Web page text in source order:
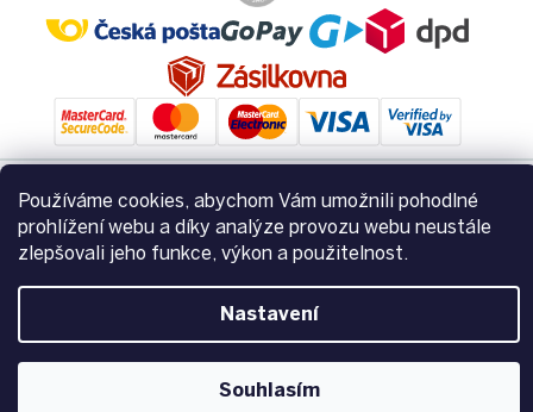
Používáme cookies, abychom Vám umožnili pohodlné
prohlížení webu a díky analýze provozu webu neustále
zlepšovali jeho funkce, výkon a použitelnost.
Nastavení
Souhlasím
Vytvořil Shoptet
nastavení cookies